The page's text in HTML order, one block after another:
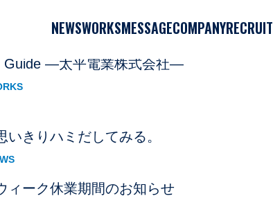
NEWSWORKSMESSAGECOMPANYRECRUIT
Guide ―太平電業株式会社―
いきりハミだしてみる。
ィーク休業期間のお知らせ